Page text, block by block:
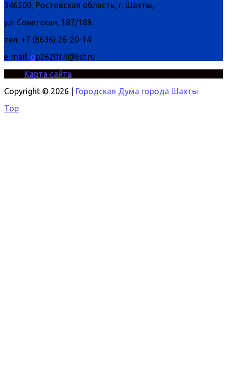
346500, Ростовская область, г. Шахты,
ул. Советская, 187/189.
тел. +7 (8636) 26-20-14
e-mail: op262014@list.ru
Карта сайта
Copyright © 2026 |
Городская Дума города Шахты
Top